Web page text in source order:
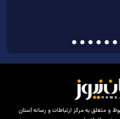
متعلق به مرکز ارتباطات و رسانه آستان